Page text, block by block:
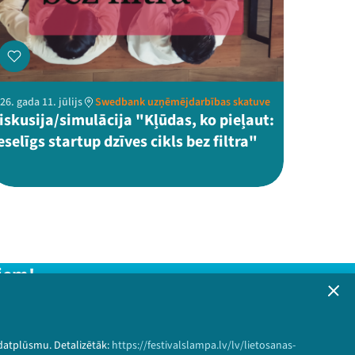
Detalizētāk: https://festivalslampa.lv/lv/lietosanas-
gada 11. jūlijs Swedbank uzņēmējdarbības skatuve
simulācija "Kļūdas, ko pieļaut:
startup dzīves cikls bez filtra"